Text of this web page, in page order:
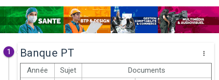
1 Banque PT
Année Sujet Documents